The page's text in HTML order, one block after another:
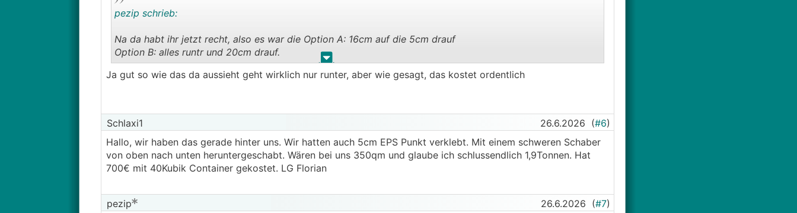
. .
pezip schrieb:
Na da habt ihr jetzt recht, also es war die Option A: 16cm auf die 5cm drauf
Option B: alles runtr und 20cm drauf.
Wir hatten da auch den Vorschlag bekommen, dass man es mit einer Rautenbohrung und PU Schaum wieder
Ja gut so wie das da aussieht geht wirklich nur runter, aber wie gesagt, das kostet ordentlich
Schlaxi1 26.6.2026 (#6)
Hallo, wir haben das gerade hinter uns. Wir hatten auch 5cm EPS Punkt verklebt. Mit einem schweren Schaber
von oben nach unten heruntergeschabt. Wären bei uns 350qm und glaube ich schlussendlich 1,9Tonnen. Hat
700€ mit 40Kubik Container gekostet. LG Florian
pezip 26.6.2026 (#7)